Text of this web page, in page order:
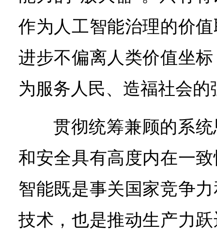
作为人工智能治理的价
进步不偏离人类价值坐
为服务人民、造福社会的
贯彻统筹兼顾的系
和安全具有高度内在一
智能既是事关国家竞争
技术，也是推动生产力